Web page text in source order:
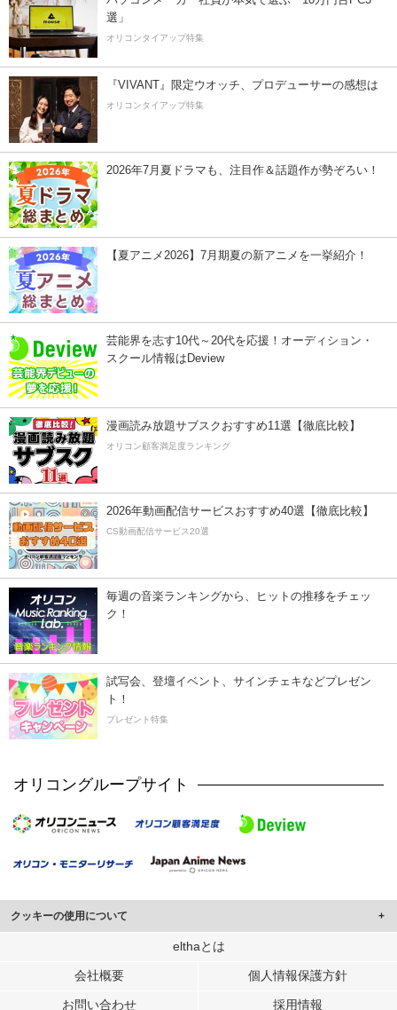
選」
オリコンタイアップ特集
『VIVANT』限定ウオッチ、プロデューサーの感想は
オリコンタイアップ特集
2026年7月夏ドラマも、注目作＆話題作が勢ぞろい！
【夏アニメ2026】7月期夏の新アニメを一挙紹介！
芸能界を志す10代～20代を応援！オーディション・
スクール情報はDeview
漫画読み放題サブスクおすすめ11選【徹底比較】
オリコン顧客満足度ランキング
2026年動画配信サービスおすすめ40選【徹底比較】
CS動画配信サービス20選
毎週の音楽ランキングから、ヒットの推移をチェッ
ク！
試写会、登壇イベント、サインチェキなどプレゼン
ト！
プレゼント特集
オリコングループサイト
クッキーの使用について
このサイトでは Cookie を使用して、ユーザーに合わせたコンテンツや広告の
行っています。
メディアや広告配信、データ解析の各パートナーに提供しています。
elthaとは
会社概要 個人情報保護方針
お問い合わせ 採用情報